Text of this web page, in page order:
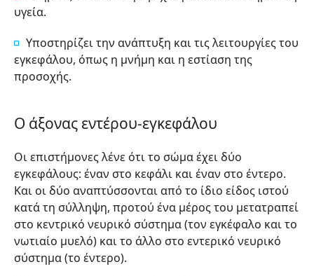
υγεία.
Υποστηρίζει την ανάπτυξη και τις λειτουργίες του
εγκεφάλου, όπως η μνήμη και η εστίαση της
προσοχής.
Ο άξονας εντέρου-εγκεφάλου
Οι επιστήμονες λένε ότι το σώμα έχει δύο
εγκεφάλους: έναν στο κεφάλι και έναν στο έντερο.
Και οι δύο αναπτύσσονται από το ίδιο είδος ιστού
κατά τη σύλληψη, προτού ένα μέρος του μετατραπεί
στο κεντρικό νευρικό σύστημα (τον εγκέφαλο και το
νωτιαίο μυελό) και το άλλο στο εντερικό νευρικό
σύστημα (το έντερο).